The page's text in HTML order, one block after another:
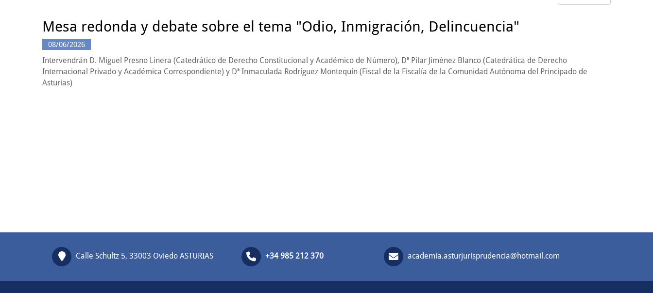
Mesa redonda y debate sobre el tema "Odio, Inmigración, Delincuencia"
08/06/2026
Intervendrán D. Miguel Presno Linera (Catedrático de Derecho Constitucional y Académico de Número), Dª Pilar Jiménez Blanco (Catedrática de Derecho
Internacional Privado y Académica Correspondiente) y Dª Inmaculada Rodríguez Montequín (Fiscal de la Fiscalía de la Comunidad Autónoma del Principado de
Asturias)
Calle Schultz 5, 33003 Oviedo ASTURIAS +34 985 212 370 academia.asturjurisprudencia@hotmail.com